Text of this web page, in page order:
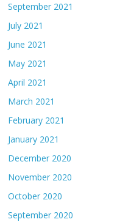
September 2021
July 2021
June 2021
May 2021
April 2021
March 2021
February 2021
January 2021
December 2020
November 2020
October 2020
September 2020